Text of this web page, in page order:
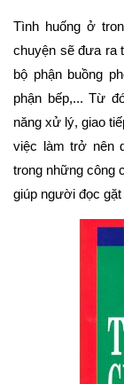
Tình huống ở
chuyện sẽ đưa ra
bộ phận buồng
phận bếp,... Từ
năng xử lý, giao
việc làm trở nên
trong những công
giúp người đọc